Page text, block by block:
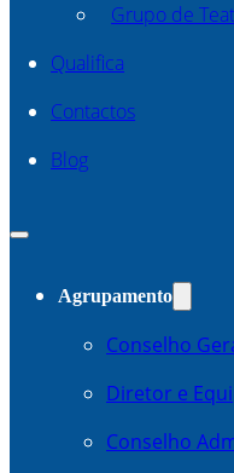
Grupo de
Qualifica
Contactos
Blog
Agrupamento
Conselho
Diretor e
Conselho